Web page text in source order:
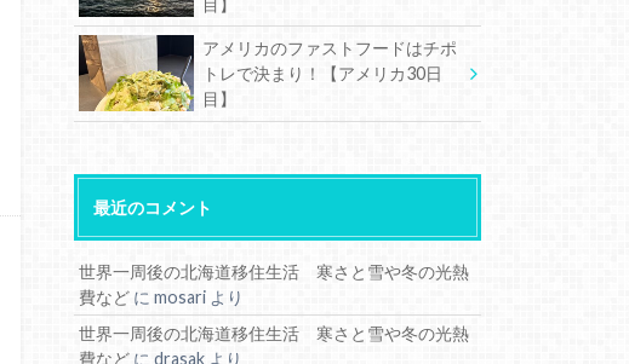
目】
アメリカのファストフードはチポ
トレで決まり！【アメリカ30日
目】
最近のコメント
世界一周後の北海道移住生活 寒さと雪や冬の光熱
費など にmosari より
世界一周後の北海道移住生活 寒さと雪や冬の光熱
費など にdrasak より